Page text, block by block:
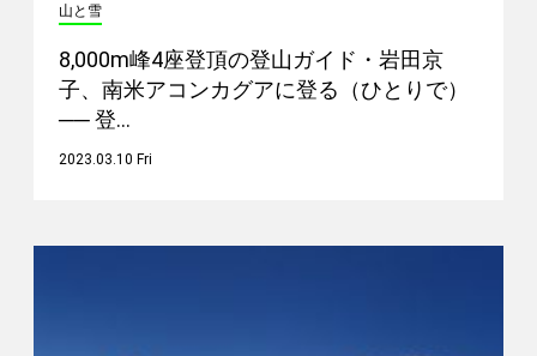
山と雪
8,000m峰4座登頂の登山ガイド・岩田京
子、南米アコンカグアに登る（ひとりで）
── 登…
2023.03.10 Fri